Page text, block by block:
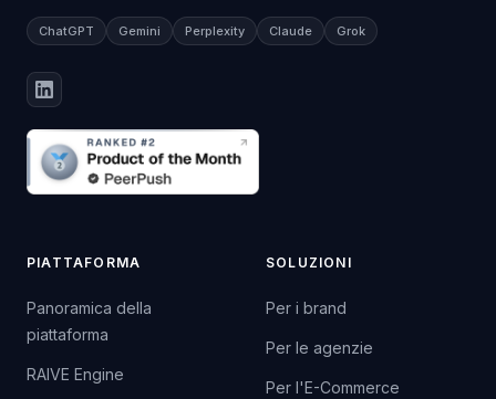
ChatGPT Gemini Perplexity Claude Grok
PIATTAFORMA
Panoramica della
piattaforma
RAIVE Engine
SOLUZIONI
Per i brand
Per le agenzie
Per l'E-Commerce